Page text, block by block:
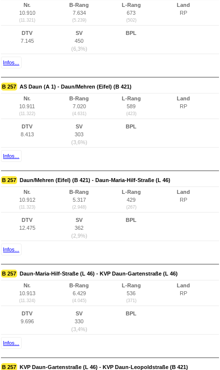
Nr.
10.910
(11.321)
B-Rang
7.634
(5.239)
L-Rang
673
(502)
Land
RP
DTV
7.145
SV
450
(6,3%)
BPL
Infos...
B 257 AS Daun (A 1) - Daun/Mehren (Eifel) (B 421)
Nr.
10.911
(11.322)
B-Rang
7.020
(4.631)
L-Rang
589
(423)
Land
RP
DTV
8.413
SV
303
(3,6%)
BPL
Infos...
B 257 Daun/Mehren (Eifel) (B 421) - Daun-Maria-Hilf-Straße (L 46)
Nr.
10.912
(11.323)
B-Rang
5.317
(2.948)
L-Rang
429
(267)
Land
RP
DTV
12.475
SV
362
(2,9%)
BPL
Infos...
B 257 Daun-Maria-Hilf-Straße (L 46) - KVP Daun-Gartenstraße (L 46)
Nr.
10.913
(11.324)
B-Rang
6.429
(4.045)
L-Rang
536
(371)
Land
RP
DTV
9.696
SV
330
(3,4%)
BPL
Infos...
B 257 KVP Daun-Gartenstraße (L 46) - KVP Daun-Leopoldstraße (B 421)